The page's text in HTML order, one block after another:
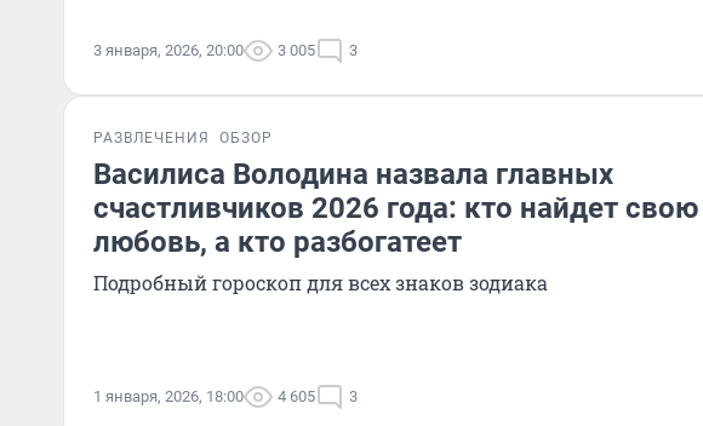
3 января, 2026, 20:00 3 005 3
РАЗВЛЕЧЕНИЯ ОБЗОР
Василиса Володина назвала главных
счастливчиков 2026 года: кто найдет свою
любовь, а кто разбогатеет
Подробный гороскоп для всех знаков зодиака
1 января, 2026, 18:00 4 605 3